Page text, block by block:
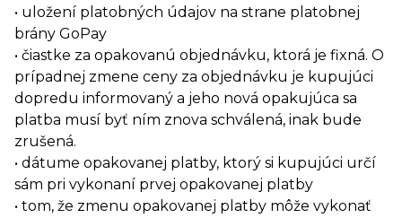
• uložení platobných údajov na strane platobnej
brány GoPay
• čiastke za opakovanú objednávku, ktorá je fixná. O
prípadnej zmene ceny za objednávku je kupujúci
dopredu informovaný a jeho nová opakujúca sa
platba musí byť ním znova schválená, inak bude
zrušená.
• dátume opakovanej platby, ktorý si kupujúci určí
sám pri vykonaní prvej opakovanej platby
• tom, že zmenu opakovanej platby môže vykonať